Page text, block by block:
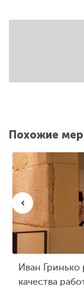
Похожие
Иван
качества